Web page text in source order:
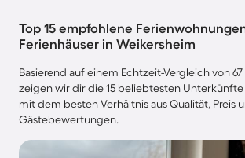
Top 15 empfohlene
Ferienhäuser in Weikersheim
Basierend auf einem Echtzeit-Vergleich von
zeigen wir dir die 15 beliebtesten Unterkünfte
mit dem besten Verhältnis aus Qualität, Preis
Gästebewertungen.